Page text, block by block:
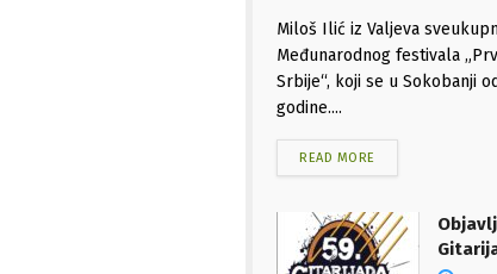
Miloš Ilić iz Valjeva
Međunarodnog festivala
Srbije“, koji se u Sokobanji
godine....
READ MORE